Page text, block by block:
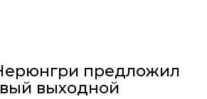
предложил
выходной